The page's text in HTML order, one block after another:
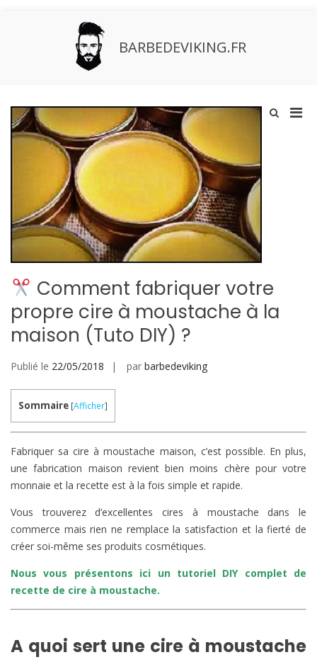
BARBEDEVIKING.FR
Afficher
Comment fabriquer votre
propre cire à moustache à la
maison (Tuto DIY) ?
Publié le 22/05/2018 par barbedeviking
Sommaire [Afficher]
Fabriquer sa cire à moustache maison, c’est possible. En plus,
une fabrication maison revient bien moins chère pour votre
monnaie et la recette est à la fois simple et rapide.
Vous trouverez d’excellentes cires à moustache dans le
commerce mais rien ne remplace la satisfaction et la fierté de
créer soi-même ses produits cosmétiques.
Nous vous présentons ici un tutoriel DIY complet de
recette de cire à moustache.
A quoi sert une cire à moustache